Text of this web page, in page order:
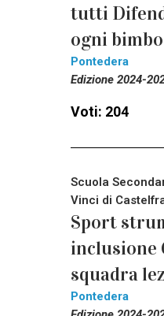
tutti
ogni bimbo
Pontedera
Edizione 2024-
Voti: 204
Scuola
Vinci di
Sport
inclusione
squadra
Pontedera